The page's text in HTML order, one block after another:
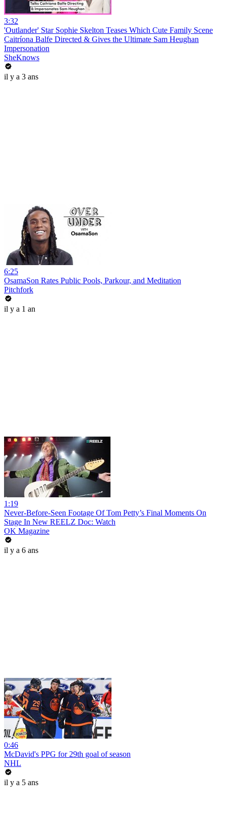
3:32
'Outlander' Star Sophie Skelton Teases Which Cute Family Scene
Caitríona Balfe Directed & Gives the Ultimate Sam Heughan
Impersonation
SheKnows
il y a 3 ans
6:25
OsamaSon Rates Public Pools, Parkour, and Meditation
Pitchfork
il y a 1 an
1:19
Never-Before-Seen Footage Of Tom Petty’s Final Moments On
Stage In New REELZ Doc: Watch
OK Magazine
il y a 6 ans
0:46
McDavid's PPG for 29th goal of season
NHL
il y a 5 ans